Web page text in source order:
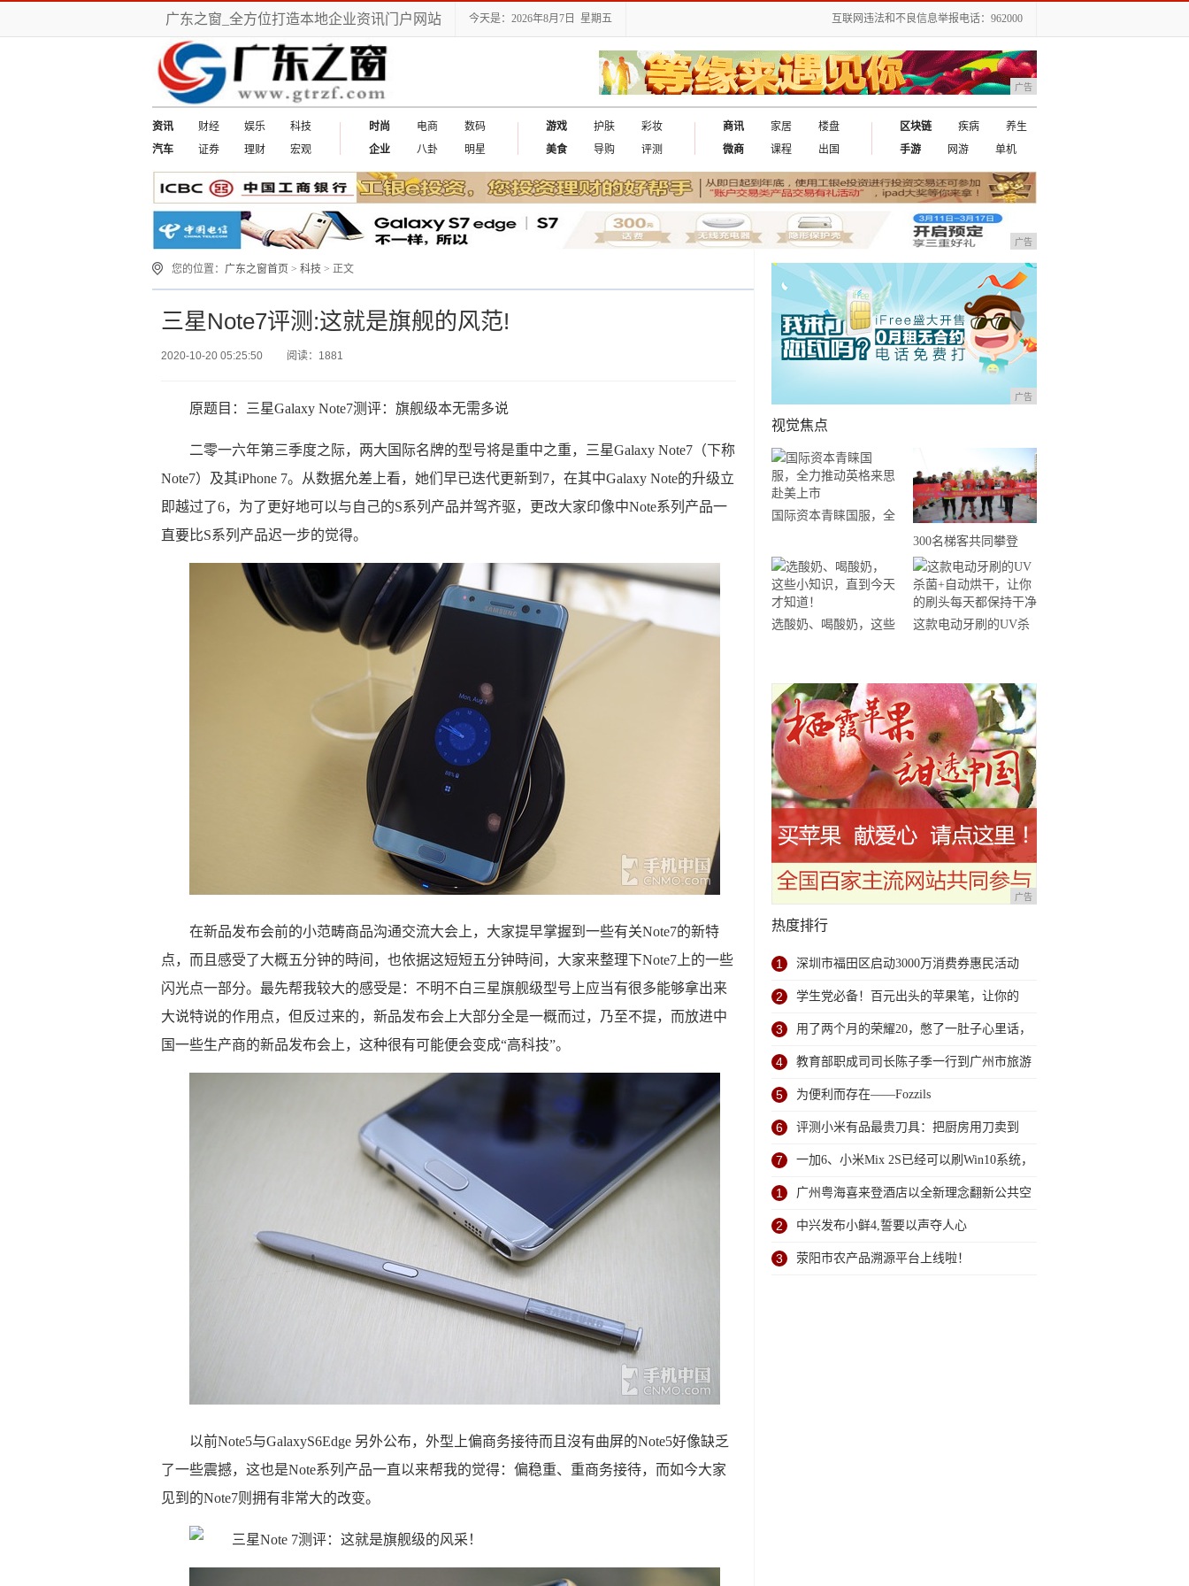
广东之窗_全方位打造本地企业资讯门户网站 今天是：2026年8月7日 星期五 互联网违法和不良信息举报电话：962000
广告
资讯 财经 娱乐
科技
汽车
证券 理财 宏观
时尚 电商
数码
企业
八卦 明星
游戏 护肤
彩妆
美食
导购 评测
商讯 家居
楼盘
微商
课程 出国
区块链 疾病
养生
手游
网游 单机
广告
您的位置： 广东之窗首页 > 科技 > 正文
三星Note7评测:这就是旗舰的风范!
2020-10-20 05:25:50 阅读：1881
原题目：三星Galaxy Note7测评：旗舰级本无需多说
二零一六年第三季度之际，两大国际名牌的型号将是重中之重，三星Galaxy Note7（下称
Note7）及其iPhone 7。从数据允差上看，她们早已迭代更新到7，在其中Galaxy Note的升级立
即越过了6，为了更好地可以与自己的S系列产品并驾齐驱，更改大家印像中Note系列产品一
直要比S系列产品迟一步的觉得。
在新品发布会前的小范畴商品沟通交流大会上，大家提早掌握到一些有关Note7的新特
点，而且感受了大概五分钟的時间，也依据这短短五分钟時间，大家来整理下Note7上的一些
闪光点一部分。最先帮我较大的感受是：不明不白三星旗舰级型号上应当有很多能够拿出来
大说特说的作用点，但反过来的，新品发布会上大部分全是一概而过，乃至不提，而放进中
国一些生产商的新品发布会上，这种很有可能便会变成“高科技”。
以前Note5与GalaxyS6Edge 另外公布，外型上偏商务接待而且沒有曲屏的Note5好像缺乏
了一些震撼，这也是Note系列产品一直以来帮我的觉得：偏稳重、重商务接待，而如今大家
见到的Note7则拥有非常大的改变。
广告
视觉焦点
国际资本青睐国服，全
市
300名梯客共同攀登
2019国际垂直马拉松超
级精英赛顺德海骏达中
心站欢乐开跑
选酸奶、喝酸奶，这些
这款电动牙刷的UV杀
广告
热度排行
1 深圳市福田区启动3000万消费券惠民活动
2 学生党必备！百元出头的苹果笔，让你的
iPad成为学习神器
3 用了两个月的荣耀20，憋了一肚子心里话，
今天终于一吐为快
4 教育部职成司司长陈子季一行到广州市旅游
商务职业学校考察调研
5 为便利而存在——Fozzils
6 评测小米有品最贵刀具：把厨房用刀卖到
999元的秘密
7 一加6、小米Mix 2S已经可以刷Win10系统，
网友：安卓提不动刀了？
1 广州粤海喜来登酒店以全新理念翻新公共空
间 共享大堂闪耀揭幕
2 中兴发布小鲜4,誓要以声夺人心
3 荥阳市农产品溯源平台上线啦！